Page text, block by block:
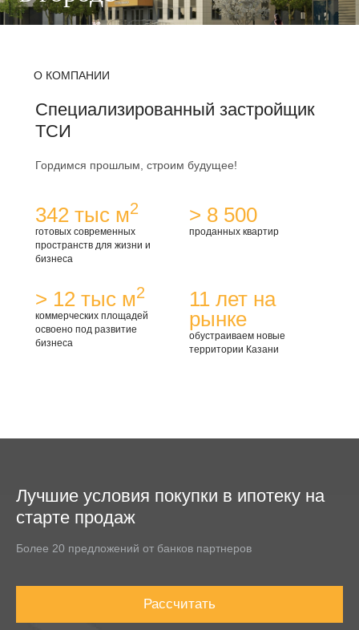
О КОМПАНИИ
Специализированный застройщик
ТСИ
Гордимся прошлым, строим будущее!
342 тыс м2
готовых современных
пространств для жизни и
бизнеса
> 8 500
проданных квартир
> 12 тыс м2
коммерческих площадей
освоено под развитие
бизнеса
11 лет на
рынке
обустраиваем новые
территории Казани
Лучшие условия покупки в ипотеку на
старте продаж
Более 20 предложений от банков партнеров
Рассчитать